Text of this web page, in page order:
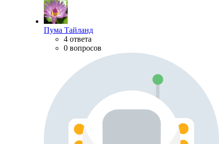
Пума Тайланд
4 ответа
0 вопросов